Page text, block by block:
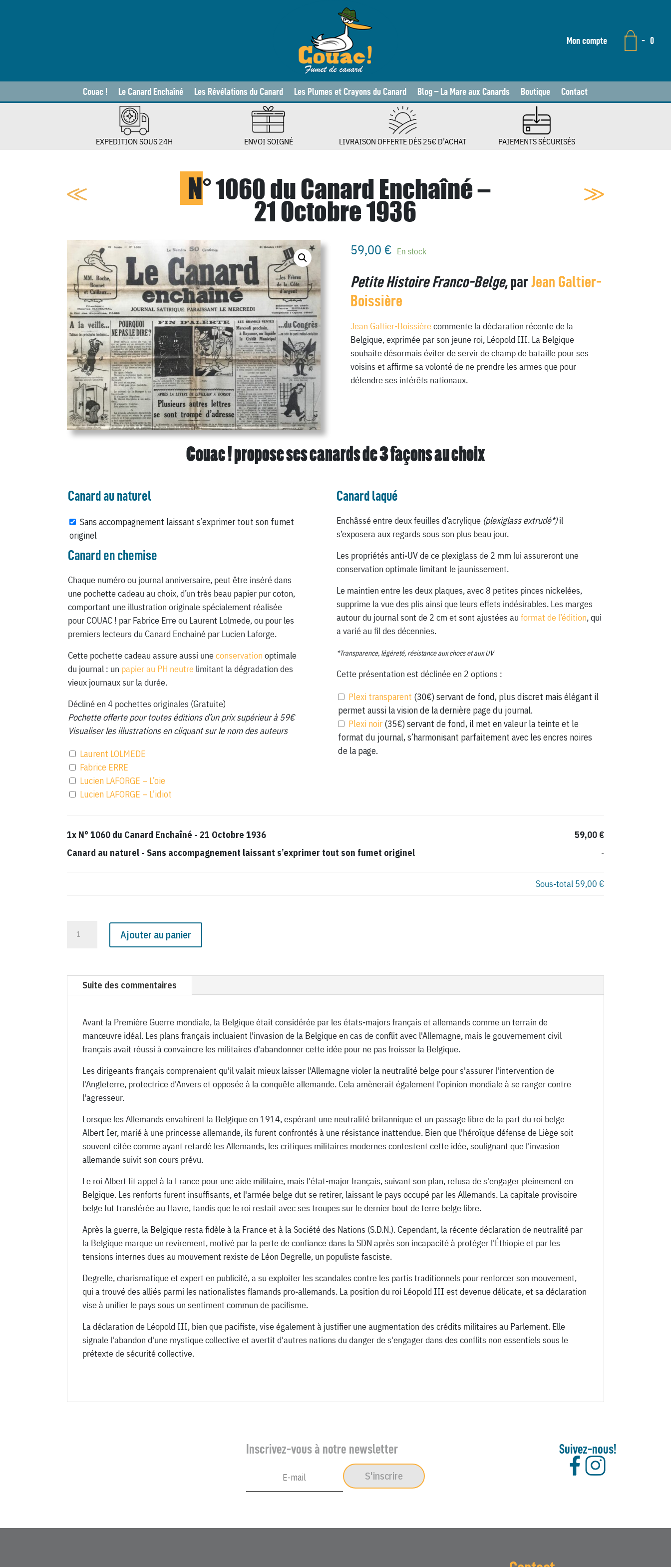
Mon compte - 0
Couac ! Le Canard Enchaîné Les Révélations du Canard Les Plumes et Crayons du Canard Blog – La Mare aux Canards Boutique Contact
EXPEDITION SOUS 24H ENVOI SOIGNÉ LIVRAISON OFFERTE DÈS 25€ D’ACHAT PAIEMENTS SÉCURISÉS
N° 1060 du Canard Enchaîné –
21 Octobre 1936
59,00 € En stock
Petite Histoire Franco-Belge,parJean Galtier-
Boissière
Jean Galtier-Boissièrecommente la déclaration récente de la
Belgique, exprimée par son jeune roi, Léopold III. La Belgique
souhaite désormais éviter de servir de champ de bataille pour ses
voisins et affirme sa volonté de ne prendre les armes que pour
défendre ses intérêts nationaux.
Couac ! propose ses canards de3 façons au choix
Canard au naturel
Sans accompagnement laissant s’exprimer tout son fumet
originel
Canard en chemise
Chaque numéro ou journal anniversaire, peut être inséré dans
une pochette cadeau au choix, d’un très beau papier pur coton,
comportant une illustration originale spécialement réalisée
pour COUAC ! par Fabrice Erre ou Laurent Lolmede, ou pour les
premiers lecteurs du Canard Enchainé par Lucien Laforge.
Cette pochette cadeau assure aussi uneconservation optimale
du journal : un papier au PH neutre limitant la dégradation des
vieux journaux sur la durée.
Décliné en 4 pochettes originales (Gratuite)
Pochette offerte pour toutes éditions d’un prix supérieur à 59€
Visualiser les illustrations en cliquant sur le nom des auteurs
Laurent LOLMEDE
Fabrice ERRE
Lucien LAFORGE – L’oie
Lucien LAFORGE – L’idiot
Canard laqué
Enchâssé entre deux feuilles d’acrylique (plexiglass extrudé*)il
s’exposera aux regards sous son plus beau jour.
Les propriétés anti-UV de ce plexiglass de 2 mm lui assureront une
conservation optimale limitant le jaunissement.
Le maintien entre les deux plaques, avec 8 petites pinces nickelées,
supprime la vue des plis ainsi que leurs effets indésirables. Les marges
autour du journal sont de 2 cm et sont ajustées au format de l’édition, qui
a varié au fil des décennies.
*Transparence, légèreté, résistance aux chocs et aux UV
Cette présentation est déclinée en 2 options :
Plexi transparent (30€) servant de fond, plus discret mais élégant il
permet aussi la vision de la dernière page du journal.
Plexi noir (35€) servant de fond, il met en valeur la teinte et le
format du journal, s’harmonisant parfaitement avec les encres noires
de la page.
1x N° 1060 du Canard Enchaîné - 21 Octobre 1936
59,00 €
Canard au naturel -Sans accompagnement laissant s’exprimer tout son fumet originel -
Sous-total 59,00 €
Octobre
Ajouter au panier
Suite des commentaires
Avant la Première Guerre mondiale, la Belgique était considérée par les états-majors français et allemands comme un terrain de
manœuvre idéal. Les plans français incluaient l'invasion de la Belgique en cas de conflit avec l'Allemagne, mais le gouvernement civil
français avait réussi à convaincre les militaires d'abandonner cette idée pour ne pas froisser la Belgique.
Les dirigeants français comprenaient qu'il valait mieux laisser l'Allemagne violer la neutralité belge pour s'assurer l'intervention de
l'Angleterre, protectrice d'Anvers et opposée à la conquête allemande. Cela amènerait également l'opinion mondiale à se ranger contre
l'agresseur.
Lorsque les Allemands envahirent la Belgique en 1914, espérant une neutralité britannique et un passage libre de la part du roi belge
Albert Ier, marié à une princesse allemande, ils furent confrontés à une résistance inattendue. Bien que l'héroïque défense de Liège soit
souvent citée comme ayant retardé les Allemands, les critiques militaires modernes contestent cette idée, soulignant que l'invasion
allemande suivit son cours prévu.
Le roi Albert fit appel à la France pour une aide militaire, mais l'état-major français, suivant son plan, refusa de s'engager pleinement en
Belgique. Les renforts furent insuffisants, et l'armée belge dut se retirer, laissant le pays occupé par les Allemands. La capitale provisoire
belge fut transférée au Havre, tandis que le roi restait avec ses troupes sur le dernier bout de terre belge libre.
Après la guerre, la Belgique resta fidèle à la France et à la Société des Nations (S.D.N.). Cependant, la récente déclaration de neutralité par
la Belgique marque un revirement, motivé par la perte de confiance dans la SDN après son incapacité à protéger l'Éthiopie et par les
tensions internes dues au mouvement rexiste de Léon Degrelle, un populiste fasciste.
Degrelle, charismatique et expert en publicité, a su exploiter les scandales contre les partis traditionnels pour renforcer son mouvement,
qui a trouvé des alliés parmi les nationalistes flamands pro-allemands. La position du roi Léopold III est devenue délicate, et sa déclaration
vise à unifier le pays sous un sentiment commun de pacifisme.
La déclaration de Léopold III, bien que pacifiste, vise également à justifier une augmentation des crédits militaires au Parlement. Elle
signale l'abandon d'une mystique collective et avertit d'autres nations du danger de s'engager dans des conflits non essentiels sous le
prétexte de sécurité collective.
Inscrivez-vous à notre newsletter
S'inscrire
Suivez-nous!